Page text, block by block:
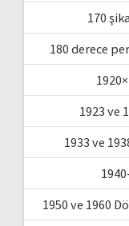
170
180 derece
1923 ve
1933 ve
1950 ve 1960